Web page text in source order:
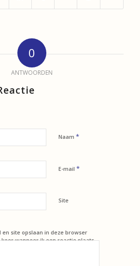
0
ANTWOORDEN
Naam *
E-mail *
Site
en site opslaan in deze browser
wanneer ik een reactie plaats.